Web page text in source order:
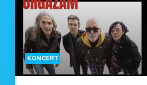
KONCERT